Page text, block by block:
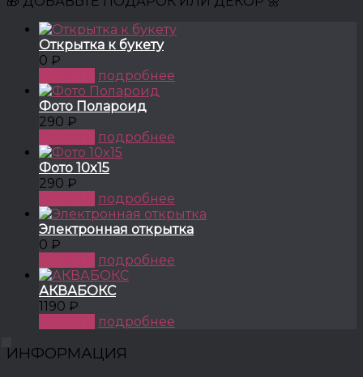
Открытка к букету
0 ₽
подробнее
Фото Полароид
290 ₽
подробнее
Фото 10x15
290 ₽
подробнее
Электронная открытка
0 ₽
подробнее
АКВАБОКС
1190 ₽
подробнее
ИНФОРМАЦИЯ